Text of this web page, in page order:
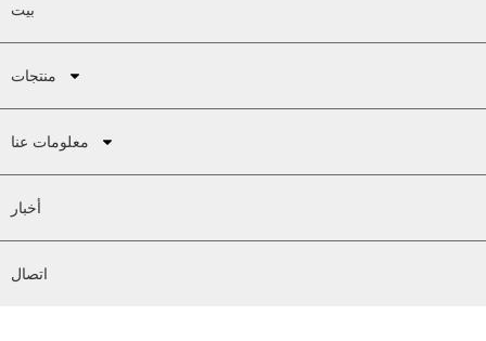
بيت
منتجات
معلومات عنا
أخبار
اتصال